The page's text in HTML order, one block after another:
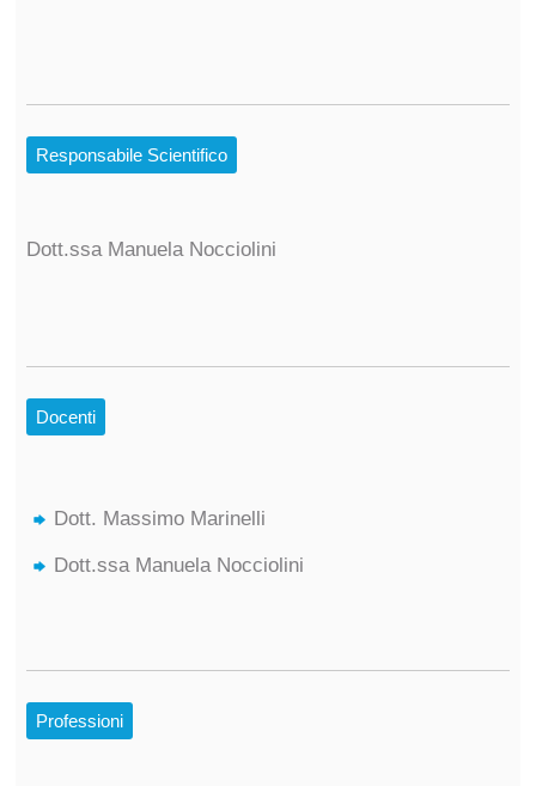
Responsabile Scientifico
Dott.ssa Manuela Nocciolini
Docenti
Dott. Massimo Marinelli
Dott.ssa Manuela Nocciolini
Professioni